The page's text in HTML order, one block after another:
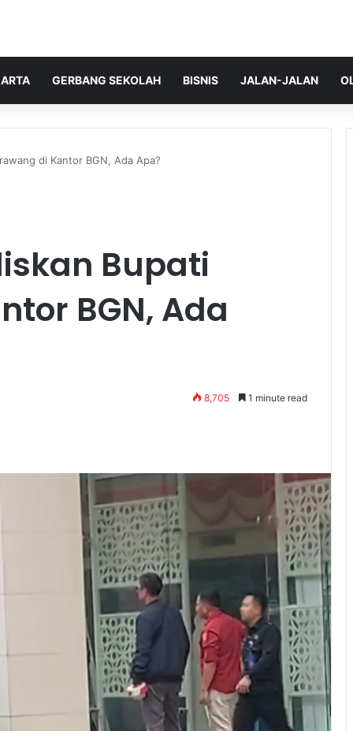
GERBANG SEKOLAH BISNIS JALAN-JALAN
di Kantor BGN, Ada Apa?
Bupati
BGN, Ada
8,705 1 minute read